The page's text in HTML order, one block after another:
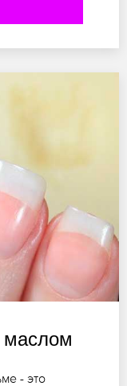
маслом
- это